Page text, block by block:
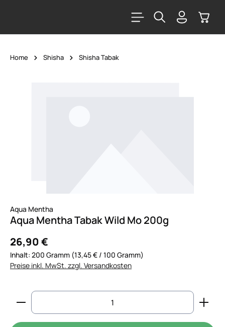
Home Shisha Shisha Tabak
Aqua Mentha
Aqua Mentha Tabak Wild Mo 200g
26,90 €
Inhalt: 200 Gramm (13,45 € / 100 Gramm)
Preise inkl. MwSt. zzgl. Versandkosten
Produkt Anzahl: Gib den gewünschten Wert